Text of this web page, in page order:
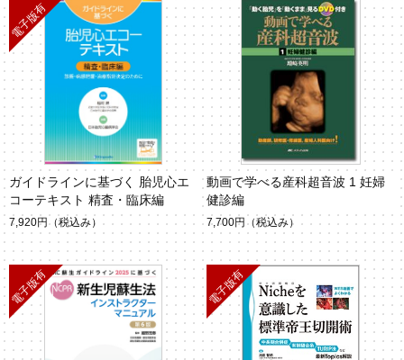
ガイドラインに基づく 胎児心エ
コーテキスト 精査・臨床編
7,920円 （税込み）
動画で学べる産科超音波 1 妊婦
健診編
7,700円 （税込み）